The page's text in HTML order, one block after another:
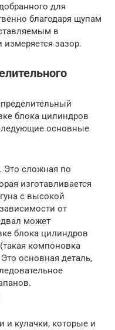
для
благодаря щупам
в
зазор.
блока цилиндров
основные
Это сложная по
изготавливается
с высокой
от
может
блока цилиндров
компоновка
основная деталь,
и кулачки, которые и